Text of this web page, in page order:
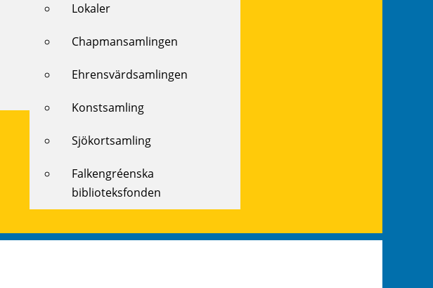
Lokaler
Chapmansamlingen
Ehrensvärdsamlingen
Konstsamling
Sjökortsamling
Falkengréenska
biblioteksfonden